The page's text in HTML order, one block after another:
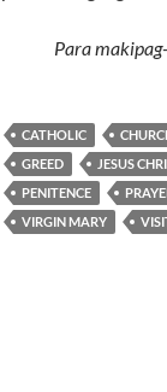
Para
CATHOLIC
GREED
JESUS
PENITENCE
VIRGIN MARY